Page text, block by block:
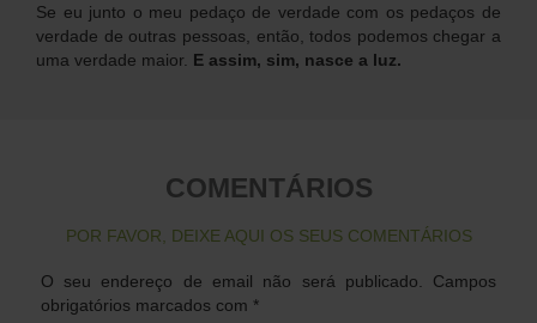
Se eu junto o meu pedaço de verdade com os pedaços de
verdade de outras pessoas, então, todos podemos chegar a
uma verdade maior. E assim, sim, nasce a luz.
COMENTÁRIOS
POR FAVOR, DEIXE AQUI OS SEUS COMENTÁRIOS
O seu endereço de email não será publicado.
Campos
obrigatórios marcados com *